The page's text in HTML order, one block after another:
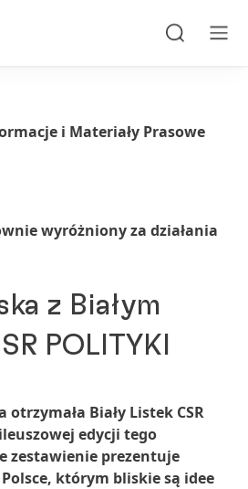
i Materiały Prasowe
wyróżniony za działania
z Białym
POLITYKI
Biały Listek CSR
edycji tego
zestawienie prezentuje
którym bliskie są idee